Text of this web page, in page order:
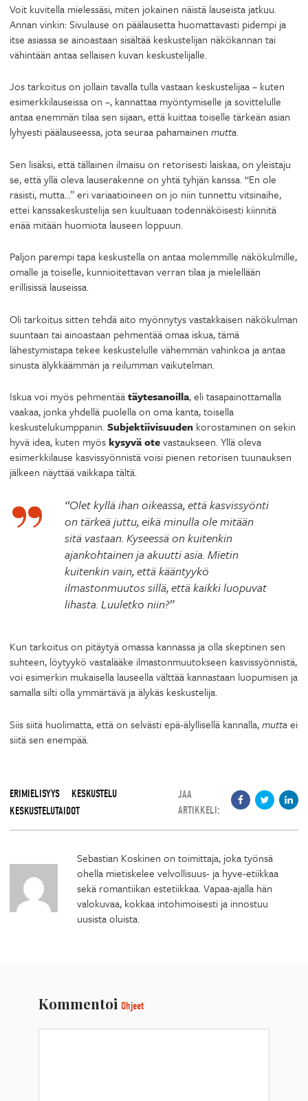
Voit kuvitella mielessäsi, miten jokainen näistä lauseista jatkuu.
Annan vinkin: Sivulause on päälausetta huomattavasti pidempi ja
itse asiassa se ainoastaan sisältää keskustelijan näkökannan tai
vähintään antaa sellaisen kuvan keskustelijalle.
Jos tarkoitus on jollain tavalla tulla vastaan keskustelijaa – kuten
esimerkkilauseissa on –, kannattaa myöntymiselle ja sovittelulle
antaa enemmän tilaa sen sijaan, että kuittaa toiselle tärkeän asian
lyhyesti päälauseessa, jota seuraa pahamainen mutta.
Sen lisäksi, että tällainen ilmaisu on retorisesti laiskaa, on yleistaju
se, että yllä oleva lauserakenne on yhtä tyhjän kanssa. “En ole
rasisti, mutta…” eri variaatioineen on jo niin tunnettu vitsinaihe,
ettei kanssakeskustelija sen kuultuaan todennäköisesti kiinnitä
enää mitään huomiota lauseen loppuun.
Paljon parempi tapa keskustella on antaa molemmille näkökulmille,
omalle ja toiselle, kunnioitettavan verran tilaa ja mielellään
erillisissä lauseissa.
Oli tarkoitus sitten tehdä aito myönnytys vastakkaisen näkökulman
suuntaan tai ainoastaan pehmentää omaa iskua, tämä
lähestymistapa tekee keskustelulle vähemmän vahinkoa ja antaa
sinusta älykkäämmän ja reilumman vaikutelman.
Iskua voi myös pehmentäätäytesanoilla, eli tasapainottamalla
vaakaa, jonka yhdellä puolella on oma kanta, toisella
keskustelukumppanin.Subjektiivisuuden korostaminen on sekin
hyvä idea, kuten myöskysyvä otevastaukseen. Yllä oleva
esimerkkilause kasvissyönnistä voisi pienen retorisen tuunauksen
jälkeen näyttää vaikkapa tältä.
“Olet kyllä ihan oikeassa, että kasvissyönti
on tärkeä juttu, eikä minulla ole mitään
sitä vastaan. Kyseessä on kuitenkin
ajankohtainen ja akuutti asia. Mietin
kuitenkin vain, että kääntyykö
ilmastonmuutos sillä, että kaikki luopuvat
lihasta. Luuletko niin?”
Kun tarkoitus on pitäytyä omassa kannassa ja olla skeptinen sen
suhteen, löytyykö vastalääke ilmastonmuutokseen kasvissyönnistä,
voi esimerkin mukaisella lauseella välttää kannastaan luopumisen ja
samalla silti olla ymmärtävä ja älykäs keskustelija.
Siis siitä huolimatta, että on selvästi epä-älyllisellä kannalla,muttaei
siitä sen enempää.
ERIMIELISYYS
KESKUSTELU
KESKUSTELUTAIDOT
JAA
ARTIKKELI:
Sebastian Koskinen on toimittaja, joka työnsä
ohella mietiskelee velvollisuus- ja hyve-etiikkaa
sekä romantiikan estetiikkaa. Vapaa-ajalla hän
valokuvaa, kokkaa intohimoisesti ja innostuu
uusista oluista.
Kommentoi Ohjeet